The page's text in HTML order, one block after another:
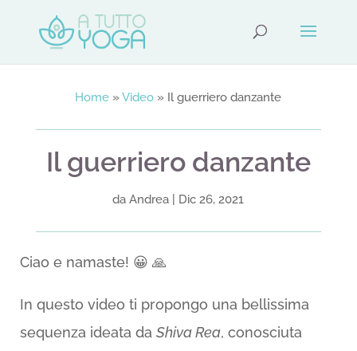
Home »Video » Il guerriero danzante
Il guerriero danzante
daAndrea Dic 26, 2021
Ciao e namaste! 😀 🙏
In questo video ti propongo una bellissima
sequenza ideata da Shiva Rea, conosciuta